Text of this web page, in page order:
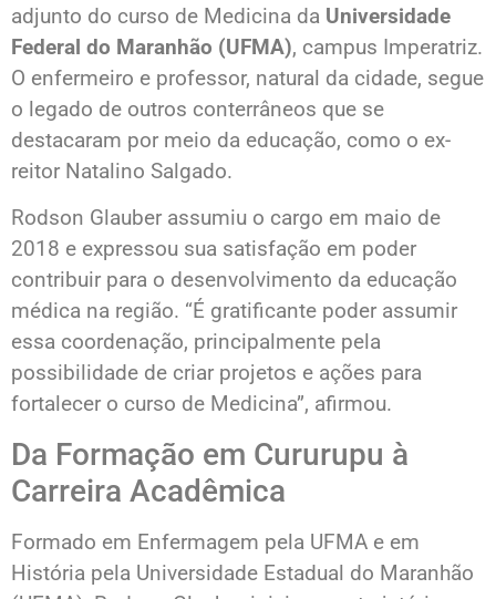
adjunto do curso de Medicina da Universidade
Federal do Maranhão (UFMA), campus Imperatriz.
O enfermeiro e professor, natural da cidade, segue
o legado de outros conterrâneos que se
destacaram por meio da educação, como o ex-
reitor Natalino Salgado.
Rodson Glauber assumiu o cargo em maio de
2018 e expressou sua satisfação em poder
contribuir para o desenvolvimento da educação
médica na região. “É gratificante poder assumir
essa coordenação, principalmente pela
possibilidade de criar projetos e ações para
fortalecer o curso de Medicina”, afirmou.
Da Formação em Cururupu à
Carreira Acadêmica
Formado em Enfermagem pela UFMA e em
História pela Universidade Estadual do Maranhão